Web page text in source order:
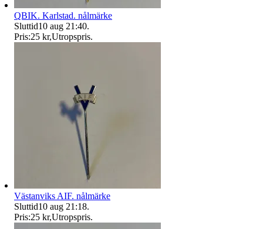
QBIK. Karlstad. nålmärke
Sluttid10 aug 21:40.
Pris:25 kr,Utropspris.
Västanviks AIF. nålmärke
Sluttid10 aug 21:18.
Pris:25 kr,Utropspris.